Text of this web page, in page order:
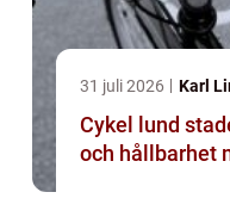
31 juli 2026 Karl
Cykel lund staden där vardag, frihet
och hållbarhet